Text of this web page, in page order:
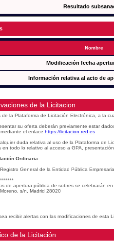
Resultado
Nombre
Modificación fecha
Información relativa al acto de
de la Licitacion
de la Plataforma de Licitación Electrónica, a la
su oferta deberán previamente estar
el enlace https://licitacion.red.es
duda relativa al uso de la Plataforma de
en todo lo relativo al acceso a GPA,
Ordinaria:
General de la Entidad Pública
de apertura pública de sobres se celebrarán
s/n, Madrid 28020
recibir alertas con las modificaciones de esta
de la Licitación